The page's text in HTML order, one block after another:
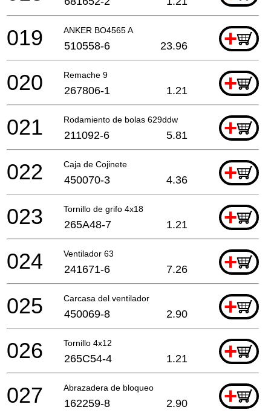
ANKER BO4565 A +
019 510558-6 23.96
Remache 9 +
020 267806-1 1.21
Rodamiento de bolas 629ddw +
021 211092-6 5.81
Caja de Cojinete +
022 450070-3 4.36
Tornillo de grifo 4x18 +
023 265A48-7 1.21
Ventilador 63 +
024 241671-6 7.26
Carcasa del ventilador +
025 450069-8 2.90
Tornillo 4x12 +
026 265C54-4 1.21
Abrazadera de bloqueo +
027 162259-8 2.90